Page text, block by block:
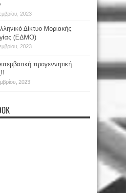
2023
Δίκτυο Μοριακής
(ΕΔΜΟ)
2023
προγεννητική
2023